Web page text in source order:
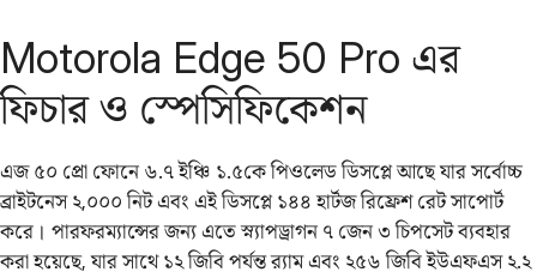
Motorola Edge 50 Pro এর
ফিচার ও স্পেসিফিকেশন
এজ ৫০ প্রো ফোনে ৬.৭ ইঞ্চি ১.৫কে পিওলেড ডিসপ্লে আছে যার সর্বোচ্চ
ব্রাইটনেস ২,০০০ নিট এবং এই ডিসপ্লে ১৪৪ হার্টজ রিফ্রেশ রেট সাপোর্ট
করে। পারফরম্যান্সের জন্য এতে স্ন্যাপড্রাগন ৭ জেন ৩ চিপসেট ব্যবহার
করা হয়েছে, যার সাথে ১২ জিবি পর্যন্ত র‌্যাম এবং ২৫৬ জিবি ইউএফএস ২.২